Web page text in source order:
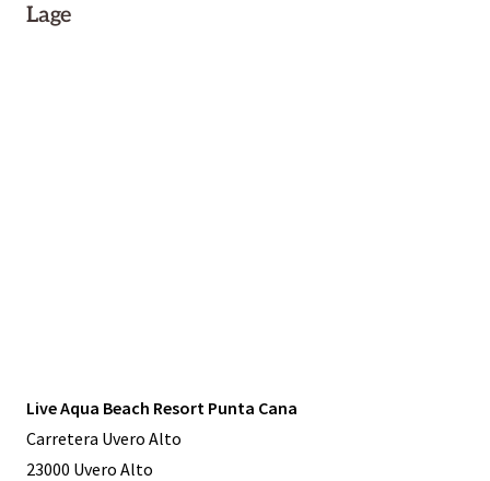
Lage
Live Aqua Beach Resort Punta Cana
Carretera Uvero Alto
23000 Uvero Alto